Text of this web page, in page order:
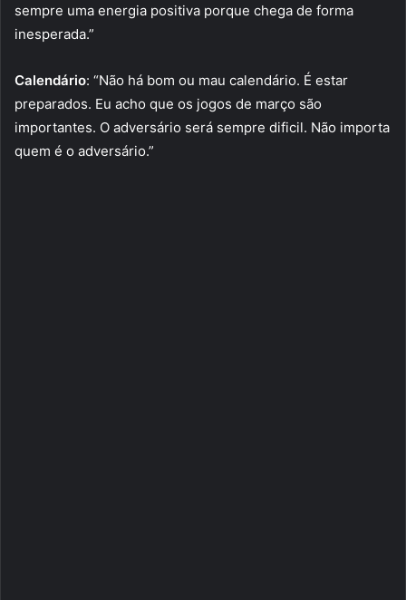
sempre uma energia positiva porque chega de forma
inesperada.”
Calendário: “Não há bom ou mau calendário. É estar
preparados. Eu acho que os jogos de março são
importantes. O adversário será sempre dificil. Não importa
quem é o adversário.”